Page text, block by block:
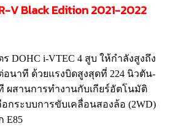
V Black Edition 2021-2022
DOHC i-VTEC 4 สูบ ให้กำลังสูงถึง
อนาที ด้วยแรงบิดสูงสุดที่ 224 นิวตัน-
ผสานการทำงานกับเกียร์อัตโนมัติ
กระบบการขับเคลื่อนสองล้อ (2WD)
E85